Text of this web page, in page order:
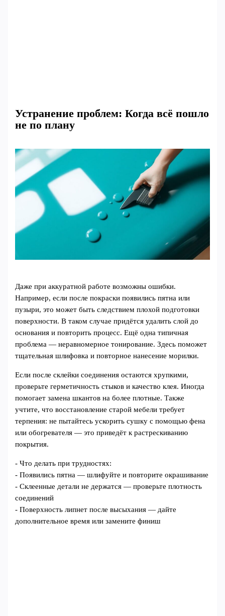
Устранение проблем: Когда всё пошло
не по плану
Даже при аккуратной работе возможны ошибки.
Например, если после покраски появились пятна или
пузыри, это может быть следствием плохой подготовки
поверхности. В таком случае придётся удалить слой до
основания и повторить процесс. Ещё одна типичная
проблема — неравномерное тонирование. Здесь поможет
тщательная шлифовка и повторное нанесение морилки.
Если после склейки соединения остаются хрупкими,
проверьте герметичность стыков и качество клея. Иногда
помогает замена шкантов на более плотные. Также
учтите, что восстановление старой мебели требует
терпения: не пытайтесь ускорить сушку с помощью фена
или обогревателя — это приведёт к растрескиванию
покрытия.
- Что делать при трудностях:
- Появились пятна — шлифуйте и повторите окрашивание
- Склеенные детали не держатся — проверьте плотность
соединений
- Поверхность липнет после высыхания — дайте
дополнительное время или замените финиш